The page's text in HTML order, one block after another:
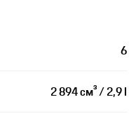
6
2 894 см³ / 2,9 l